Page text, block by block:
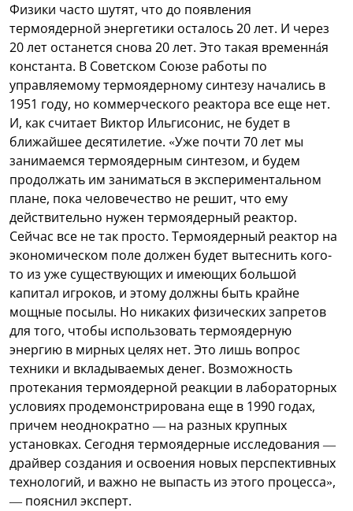
Физики часто шутят, что до появления
термоядерной энергетики осталось 20 лет. И через
20 лет останется снова 20 лет. Это такая временнáя
константа. В Советском Союзе работы по
управляемому термоядерному синтезу начались в
1951 году, но коммерческого реактора все еще нет.
И, как считает Виктор Ильгисонис, не будет в
ближайшее десятилетие. «Уже почти 70 лет мы
занимаемся термоядерным синтезом, и будем
продолжать им заниматься в экспериментальном
плане, пока человечество не решит, что ему
действительно нужен термоядерный реактор.
Сейчас все не так просто. Термоядерный реактор на
экономическом поле должен будет вытеснить кого-
то из уже существующих и имеющих большой
капитал игроков, и этому должны быть крайне
мощные посылы. Но никаких физических запретов
для того, чтобы использовать термоядерную
энергию в мирных целях нет. Это лишь вопрос
техники и вкладываемых денег. Возможность
протекания термоядерной реакции в лабораторных
условиях продемонстрирована еще в 1990 годах,
причем неоднократно — на разных крупных
установках. Сегодня термоядерные исследования —
драйвер создания и освоения новых перспективных
технологий, и важно не выпасть из этого процесса»,
— пояснил эксперт.